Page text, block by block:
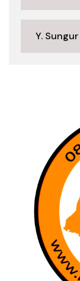
Y. Sungur